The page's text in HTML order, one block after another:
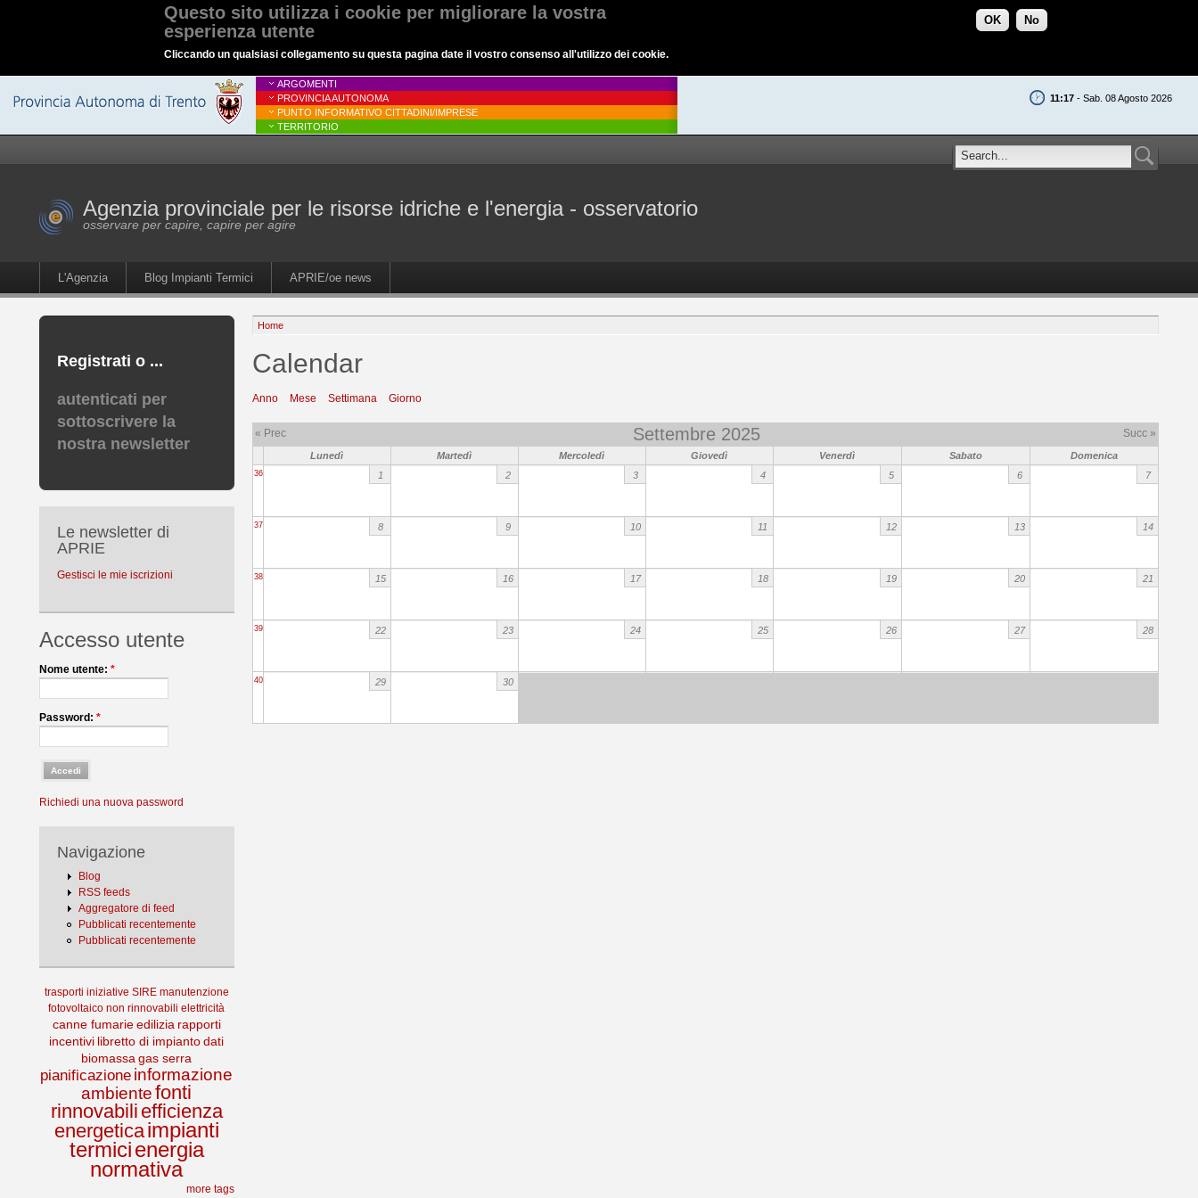
Questo sito utilizza i cookie per migliorare la vostra
esperienza utente
Cliccando un qualsiasi collegamento su questa pagina date il vostro consenso all'utilizzo dei cookie.
OK No
11:17 - Sab. 08 Agosto 2026
ARGOMENTI
PROVINCIA AUTONOMA
PUNTO INFORMATIVO CITTADINI/IMPRESE
TERRITORIO
Agenzia provinciale per le risorse idriche e l'energia - osservatorio
osservare per capire, capire per agire
L'Agenzia Blog Impianti Termici APRIE/oe news
Registrati o ...
autenticati per
sottoscrivere la
nostra newsletter
Le newsletter di
APRIE
Gestisci le mie iscrizioni
Accesso utente
Nome utente: *
Password: *
Richiedi una nuova password
Navigazione
Blog
RSS feeds
Aggregatore di feed
Pubblicati recentemente
Pubblicati recentemente
trasporti iniziative SIRE manutenzione
fotovoltaico non rinnovabili elettricità
canne fumarie edilizia rapporti
incentivi libretto di impianto dati
biomassa gas serra
pianificazione informazione
ambiente fonti
rinnovabili efficienza
energeticaimpianti
termicienergia
normativa
more tags
Home
Calendar
Anno Mese Settimana Giorno
« Prec Settembre 2025 Succ »
Lunedì Martedì Mercoledì Giovedì Venerdì Sabato Domenica
36 1 2 3 4 5 6 7
37 8 9 10 11 12 13 14
38 15 16 17 18 19 20 21
39 22 23 24 25 26 27 28
40 29 30